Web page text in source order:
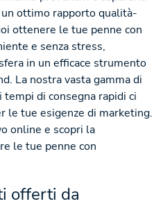
ottimo rapporto qualità-
ottenere le tue penne con
e senza stress,
in un efficace strumento
La nostra vasta gamma di
di consegna rapidi ci
le tue esigenze di marketing.
online e scopri la
le tue penne con
offerti da